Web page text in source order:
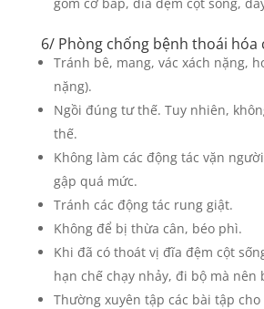
6/ Phòng chống bệnh thoái hóa
Tránh bê, mang, vác xách nặng,
nặng).
Ngồi đúng tư thế. Tuy nhiên,
thế.
Không làm các động tác vặn
gập quá mức.
Tránh các động tác rung giật.
Không để bị thừa cân, béo phì.
Khi đã có thoát vị đĩa đệm cột
hạn chế chạy nhảy, đi bộ mà nên
Thường xuyên tập các bài tập cho